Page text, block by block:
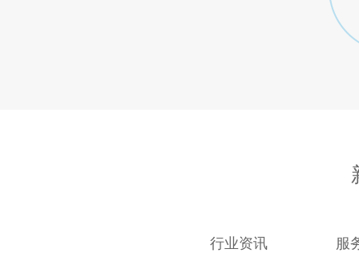
行业资讯 服